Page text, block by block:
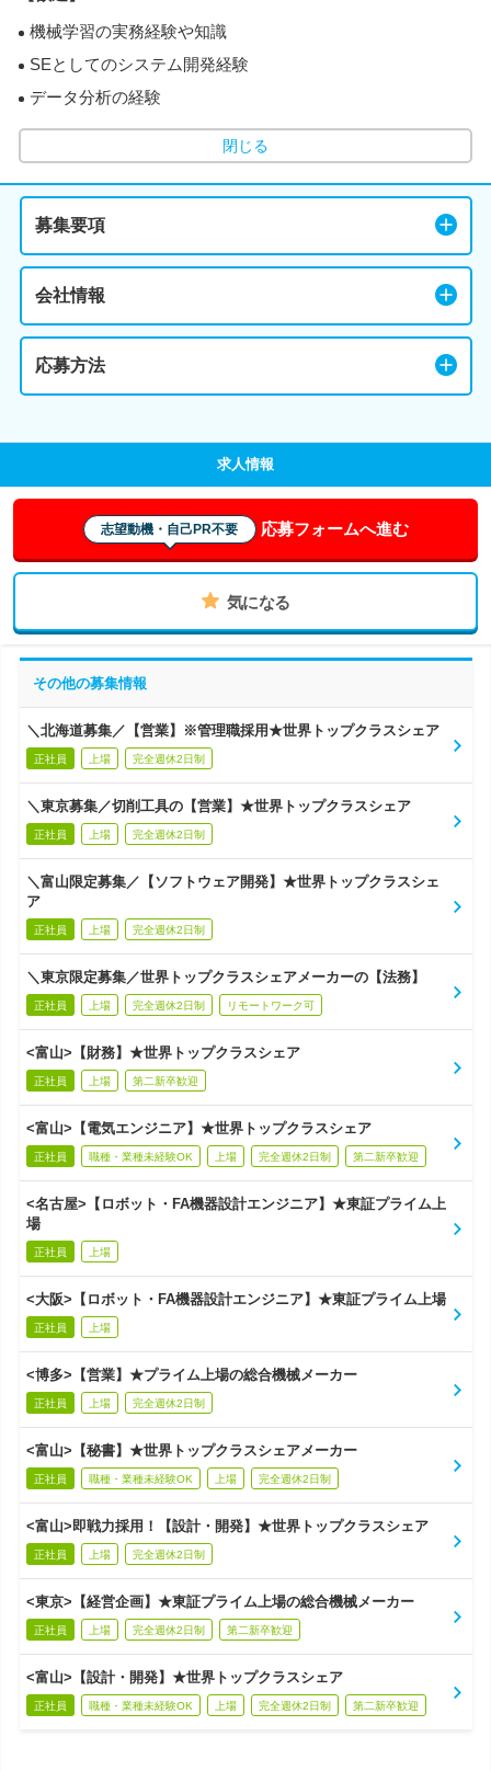
機械学習の実務経験や知識
SEとしてのシステム開発経験
データ分析の経験
閉じる
募集要項
会社情報
応募方法
求人情報
志望動機・自己PR不要 応募フォームへ進む
気になる
その他の募集情報
＼北海道募集／【営業】※管理職採用★世界トップクラスシェア
正社員 上場 完全週休2日制
＼東京募集／切削工具の【営業】★世界トップクラスシェア
正社員 上場 完全週休2日制
＼富山限定募集／【ソフトウェア開発】★世界トップクラスシェ
ア
正社員 上場 完全週休2日制
＼東京限定募集／世界トップクラスシェアメーカーの【法務】
正社員 上場 完全週休2日制 リモートワーク可
<富山>【財務】★世界トップクラスシェア
正社員 上場 第二新卒歓迎
<富山>【電気エンジニア】★世界トップクラスシェア
正社員 職種・業種未経験OK 上場 完全週休2日制 第二新卒歓迎
<名古屋>【ロボット・FA機器設計エンジニア】★東証プライム上
場
正社員 上場
<大阪>【ロボット・FA機器設計エンジニア】★東証プライム上場
正社員 上場
<博多>【営業】★プライム上場の総合機械メーカー
正社員 上場 完全週休2日制
<富山>【秘書】★世界トップクラスシェアメーカー
正社員 職種・業種未経験OK 上場 完全週休2日制
<富山>即戦力採用！【設計・開発】★世界トップクラスシェア
正社員 上場 完全週休2日制
<東京>【経営企画】★東証プライム上場の総合機械メーカー
正社員 上場 完全週休2日制 第二新卒歓迎
<富山>【設計・開発】★世界トップクラスシェア
正社員 職種・業種未経験OK 上場 完全週休2日制 第二新卒歓迎